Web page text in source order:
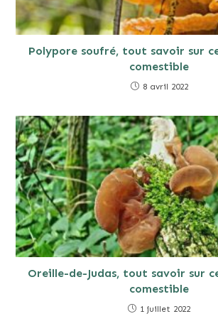
Polypore soufré, tout savoir sur
comestible
8 avril 2022
Oreille-de-Judas, tout savoir sur
comestible
1 juillet 2022